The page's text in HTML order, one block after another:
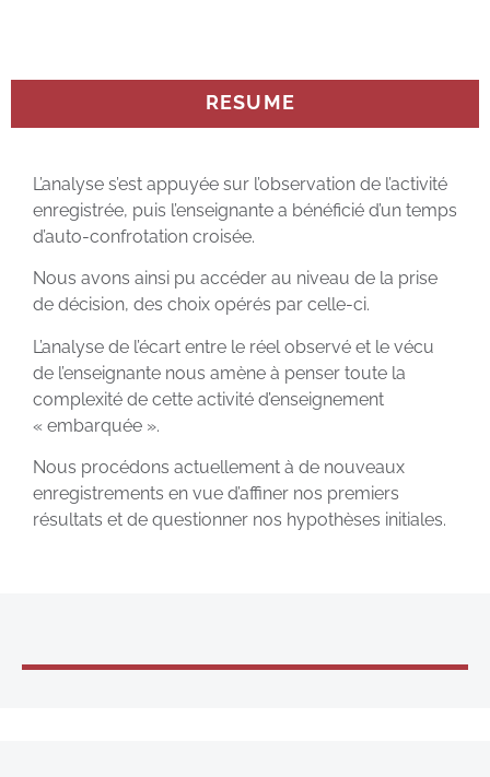
RESUME
L’analyse s’est appuyée sur l’observation de l’activité
enregistrée, puis l’enseignante a bénéficié d’un temps
d’auto-confrotation croisée.
Nous avons ainsi pu accéder au niveau de la prise
de décision, des choix opérés par celle-ci.
L’analyse de l’écart entre le réel observé et le vécu
de l’enseignante nous amène à penser toute la
complexité de cette activité d’enseignement
« embarquée ».
Nous procédons actuellement à de nouveaux
enregistrements en vue d’affiner nos premiers
résultats et de questionner nos hypothèses initiales.